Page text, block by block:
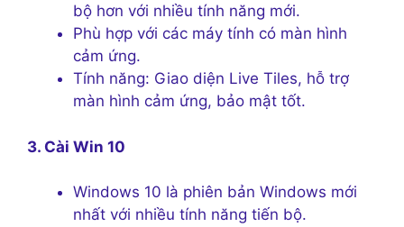
bộ hơn với nhiều tính năng mới.
Phù hợp với các máy tính có màn hình
cảm ứng.
Tính năng: Giao diện Live Tiles, hỗ trợ
màn hình cảm ứng, bảo mật tốt.
3. Cài Win 10
Windows 10 là phiên bản Windows mới
nhất với nhiều tính năng tiến bộ.